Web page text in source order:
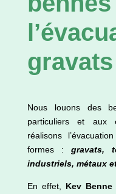
Nous louons des
particuliers et aux
réalisons
formes : gravats,
industriels, métaux
En effet, Kev Benne